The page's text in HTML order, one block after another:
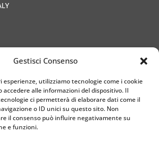
Gestisci Consenso
esperienze, utilizziamo tecnologie come i cookie
accedere alle informazioni del dispositivo. Il
ci permetterà di elaborare dati come il
o ID unici su questo sito. Non
il consenso può influire negativamente su
e funzioni.
Prof. Luigi Malfatti
+39 347 5276 353
benaco@centrolinguebenac